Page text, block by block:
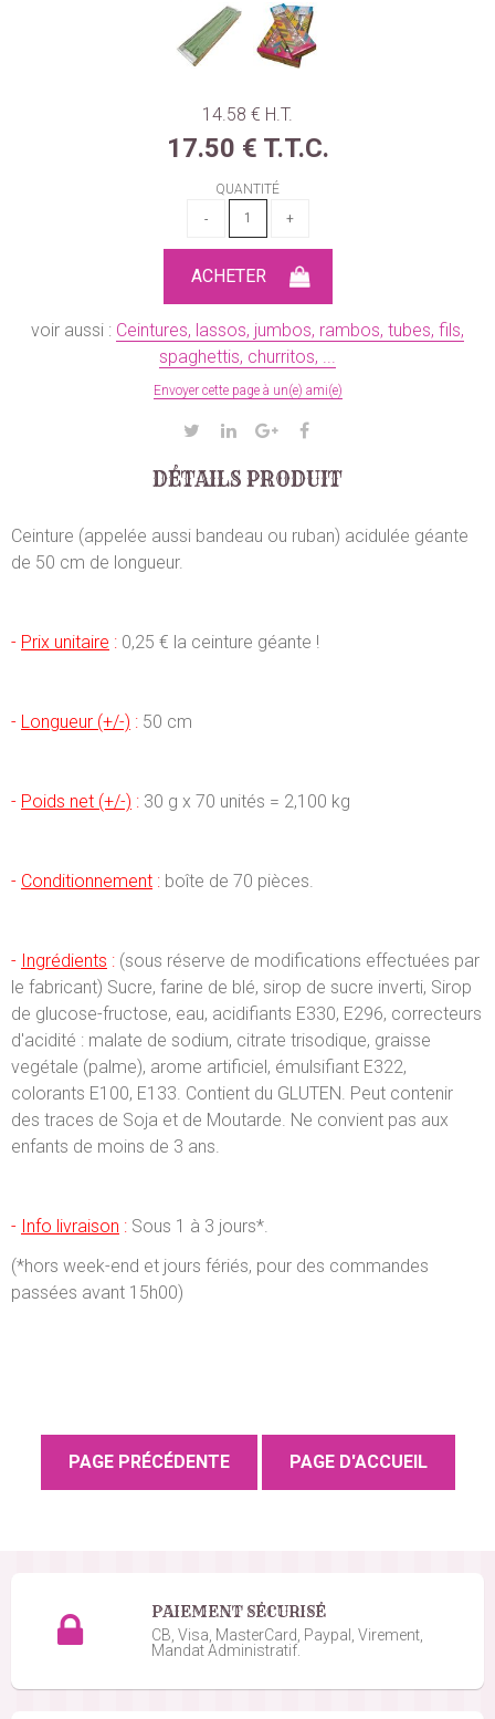
14.58 € H.T.
17.50 € T.T.C.
QUANTITÉ
voir aussi : Ceintures, lassos, jumbos, rambos, tubes, fils,
spaghettis, churritos, ...
Envoyer cette page à un(e) ami(e)
DÉTAILS PRODUIT
Ceinture (appelée aussi bandeau ou ruban) acidulée géante
de 50 cm de longueur.
- Prix unitaire : 0,25 € la ceinture géante !
- Longueur (+/-) : 50 cm
- Poids net (+/-) : 30 g x 70 unités = 2,100 kg
- Conditionnement : boîte de 70 pièces.
- Ingrédients : (sous réserve de modifications effectuées par
le fabricant) Sucre, farine de blé, sirop de sucre inverti, Sirop
de glucose-fructose, eau, acidifiants E330, E296, correcteurs
d'acidité : malate de sodium, citrate trisodique, graisse
vegétale (palme), arome artificiel, émulsifiant E322,
colorants E100, E133. Contient du GLUTEN. Peut contenir
des traces de Soja et de Moutarde. Ne convient pas aux
enfants de moins de 3 ans.
- Info livraison : Sous 1 à 3 jours*.
(*hors week-end et jours fériés, pour des commandes
passées avant 15h00)
PAIEMENT SÉCURISÉ
CB, Visa, MasterCard, Paypal, Virement,
Mandat Administratif.